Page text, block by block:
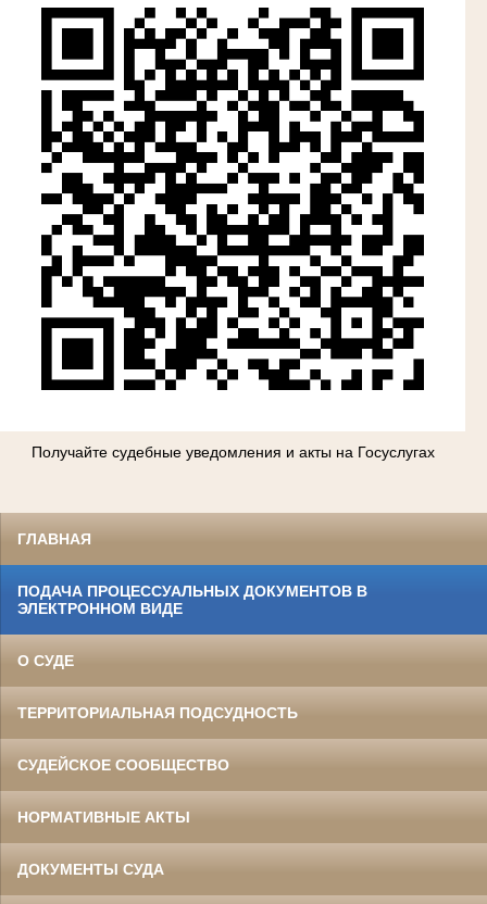
Получайте судебные уведомления и акты на Госуслугах
ГЛАВНАЯ
ПОДАЧА ПРОЦЕССУАЛЬНЫХ ДОКУМЕНТОВ В
ЭЛЕКТРОННОМ ВИДЕ
О СУДЕ
ТЕРРИТОРИАЛЬНАЯ ПОДСУДНОСТЬ
СУДЕЙСКОЕ СООБЩЕСТВО
НОРМАТИВНЫЕ АКТЫ
ДОКУМЕНТЫ СУДА